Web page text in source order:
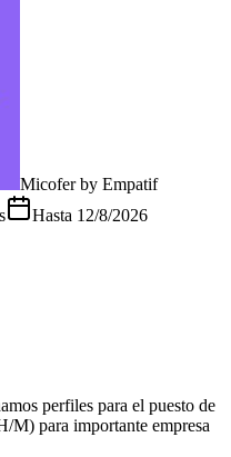
Micofer by Empatif
Hasta 12/8/2026
perfiles para el puesto de
para importante empresa